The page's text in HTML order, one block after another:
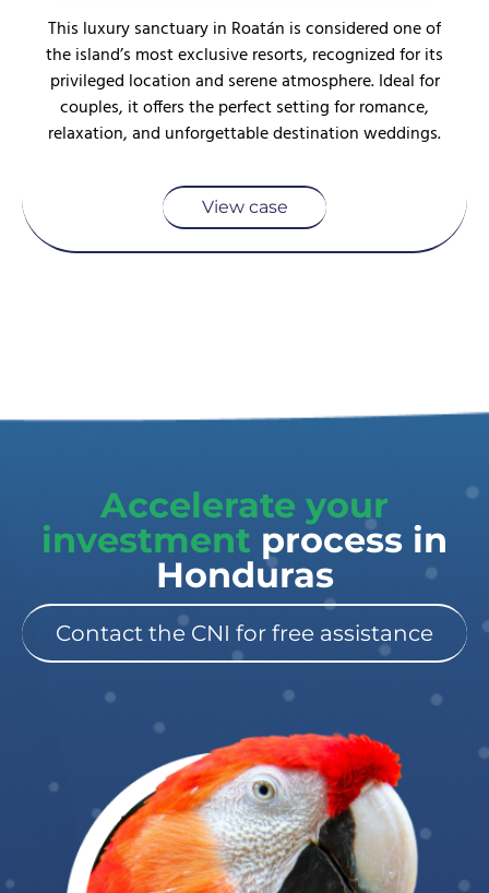
This luxury sanctuary in Roatán is considered one of
the island’s most exclusive resorts, recognized for its
privileged location and serene atmosphere. Ideal for
couples, it offers the perfect setting for romance,
relaxation, and unforgettable destination weddings.
View case
Accelerate your
investment process in
Honduras
Contact the CNI for free assistance